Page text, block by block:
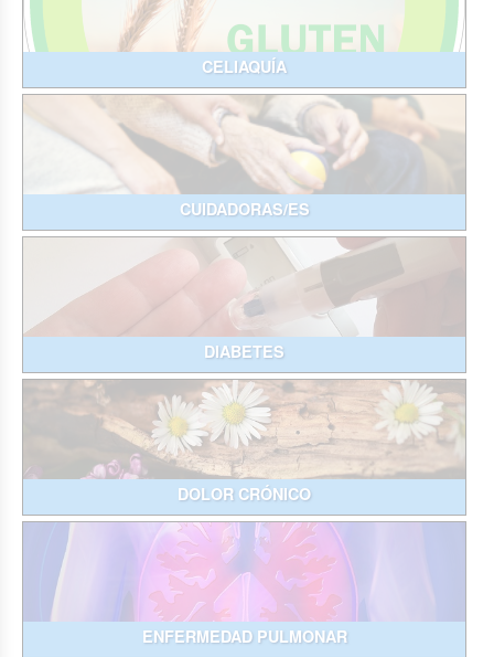
CELIAQUÍA
CUIDADORAS/ES
DIABETES
DOLOR CRÓNICO
ENFERMEDAD PULMONAR